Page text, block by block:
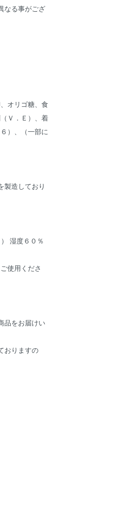
なる事がござ
オリゴ糖、食
Ｖ．Ｅ）、着
）、（一部に
製造しており
湿度６０％
使用くださ
品をお届けい
おりますの